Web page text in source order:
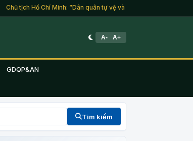
Chủ tịch Hồ Chí Minh: “Dân quân tự vệ và du kích là lực lượng
A- A+
GDQP&AN
Tìm kiếm